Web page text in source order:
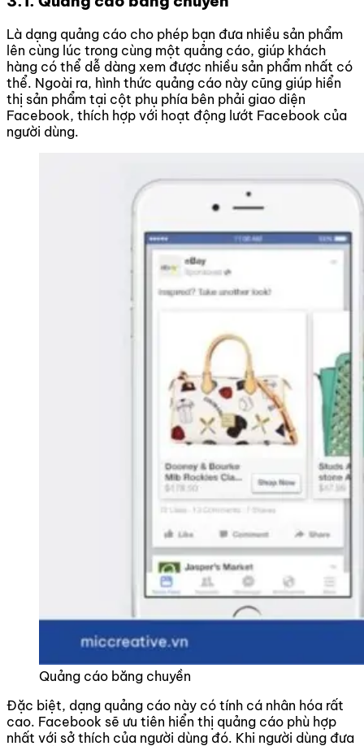
Là dạng quảng cáo cho phép bạn đưa nhiều sản phẩm
lên cùng lúc trong cùng một quảng cáo, giúp khách
hàng có thể dễ dàng xem được nhiều sản phẩm nhất có
thể. Ngoài ra, hình thức quảng cáo này cũng giúp hiển
thị sản phẩm tại cột phụ phía bên phải giao diện
Facebook, thích hợp với hoạt động lướt Facebook của
người dùng.
Quảng cáo băng chuyền
Đặc biệt, dạng quảng cáo này có tính cá nhân hóa rất
cao. Facebook sẽ ưu tiên hiển thị quảng cáo phù hợp
nhất với sở thích của người dùng đó. Khi người dùng đưa